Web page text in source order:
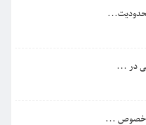
در ...
در خصوص ...